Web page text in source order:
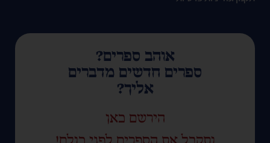
אוהב ספרים?
ספרים חדשים מדברים
אליך?
הירשם כאן